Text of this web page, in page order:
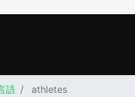
語 athletes